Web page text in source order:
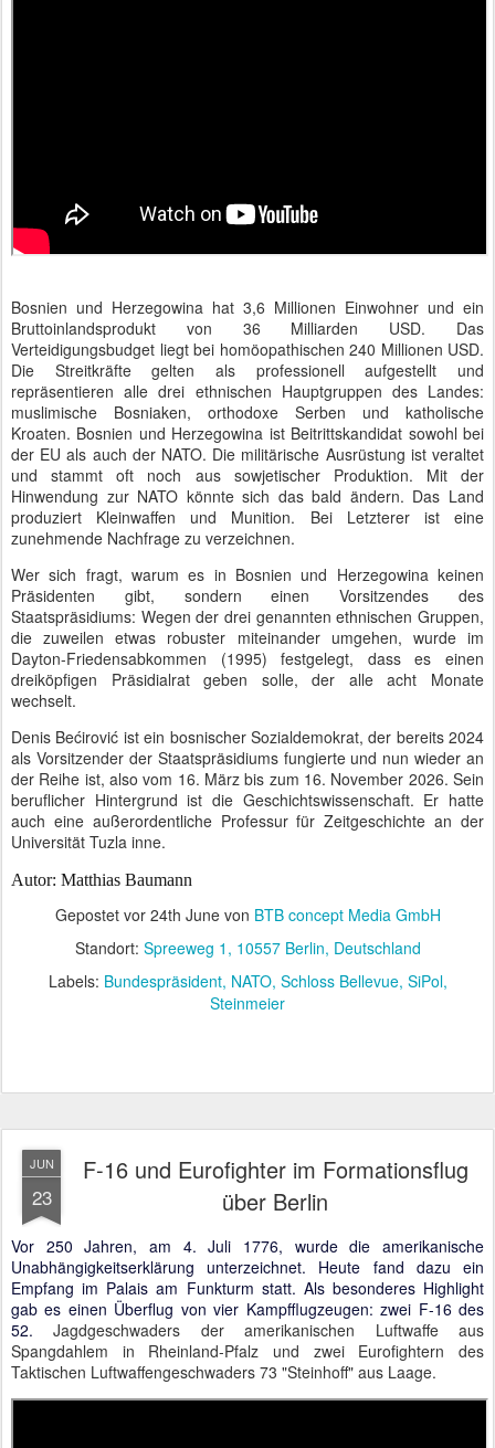
Bosnien und Herzegowina hat 3,6 Millionen Einwohner und ein
Bruttoinlandsprodukt von 36 Milliarden USD. Das
Verteidigungsbudget liegt bei homöopathischen 240 Millionen USD.
Die Streitkräfte gelten als professionell aufgestellt und
repräsentieren alle drei ethnischen Hauptgruppen des Landes:
muslimische Bosniaken, orthodoxe Serben und katholische
Kroaten. Bosnien und Herzegowina ist Beitrittskandidat sowohl bei
der EU als auch der NATO. Die militärische Ausrüstung ist veraltet
und stammt oft noch aus sowjetischer Produktion. Mit der
Hinwendung zur NATO könnte sich das bald ändern. Das Land
produziert Kleinwaffen und Munition. Bei Letzterer ist eine
zunehmende Nachfrage zu verzeichnen.
Wer sich fragt, warum es in Bosnien und Herzegowina keinen
Präsidenten gibt, sondern einen Vorsitzendes des
Staatspräsidiums: Wegen der drei genannten ethnischen Gruppen,
die zuweilen etwas robuster miteinander umgehen, wurde im
Dayton-Friedensabkommen (1995) festgelegt, dass es einen
dreiköpfigen Präsidialrat geben solle, der alle acht Monate
wechselt.
Denis Bećirović ist ein bosnischer Sozialdemokrat, der bereits 2024
als Vorsitzender der Staatspräsidiums fungierte und nun wieder an
der Reihe ist, also vom 16. März bis zum 16. November 2026. Sein
beruflicher Hintergrund ist die Geschichtswissenschaft. Er hatte
auch eine außerordentliche Professur für Zeitgeschichte an der
Universität Tuzla inne.
Autor: Matthias Baumann
Gepostet vor 24th Junevon BTB concept Media GmbH
Standort: Spreeweg 1, 10557 Berlin, Deutschland
Labels: Bundespräsident NATO Schloss Bellevue SiPol
Steinmeier
JUN
23
F-16 und Eurofighter im Formationsflug
über Berlin
Vor 250 Jahren, am 4. Juli 1776, wurde die amerikanische
Unabhängigkeitserklärung unterzeichnet. Heute fand dazu ein
Empfang im Palais am Funkturm statt. Als besonderes Highlight
gab es einen Überflug von vier Kampfflugzeugen: zwei F-16 des
52.Jagdgeschwaders der amerikanischen Luftwaffe aus
Spangdahlem in Rheinland-Pfalz und zwei Eurofightern des
Taktischen Luftwaffengeschwaders 73 "Steinhoff" aus Laage.